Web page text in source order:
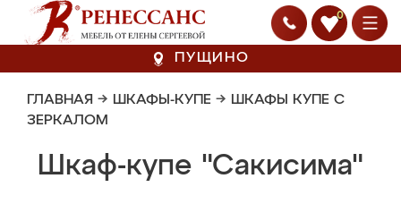
0
ПУЩИНО
ГЛАВНАЯ → ШКАФЫ-КУПЕ → ШКАФЫ КУПЕ С
ЗЕРКАЛОМ
Шкаф-купе "Сакисима"